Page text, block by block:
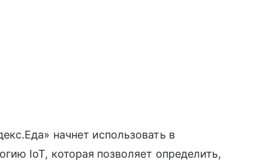
начнет использовать в
IoT, которая позволяет определить,